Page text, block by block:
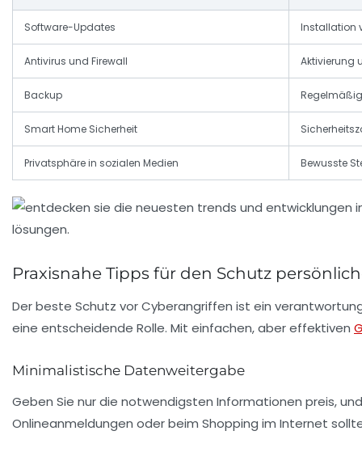
Software-Updates Installation
Antivirus und Firewall Aktivierung
Backup
Smart Home Sicherheit
Privatsphäre in sozialen Medien Bewusste
Praxisnahe Tipps für den Schutz
Der beste Schutz vor Cyberangriffen ist ein
eine entscheidende Rolle. Mit einfachen, aber effektiven
Minimalistische Datenweitergabe
Geben Sie nur die notwendigsten Informationen preis,
Onlineanmeldungen oder beim Shopping im Internet